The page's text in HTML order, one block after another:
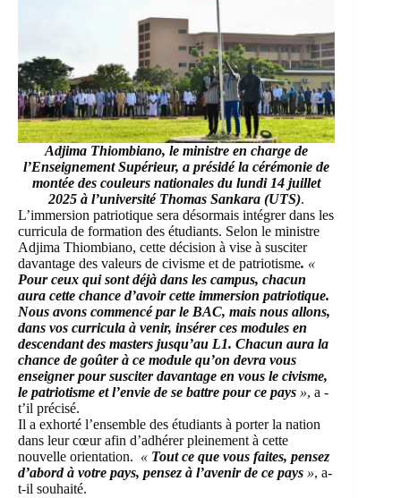
Adjima Thiombiano,le ministre en charge de
l’Enseignement Supérieur,a présidé la cérémonie de
montée des couleurs nationales du lundi 14 juillet
2025 à l’université Thomas Sankara (UTS).
L’immersion patriotique sera désormais intégrer dans les
curricula de formation des étudiants. Selon le ministre
Adjima Thiombiano, cette décision à vise à susciter
davantage des valeurs de civisme et de patriotisme. «
Pour ceux qui sont déjà dans les campus, chacun
aura cette chance d’avoir cette immersion patriotique.
Nous avons commencé par le BAC, mais nous allons,
dans vos curricula à venir, insérer ces modules en
descendant des masters jusqu’au L1. Chacun aura la
chance de goûter à ce module qu’on devra vous
enseigner pour susciter davantage en vous le civisme,
le patriotisme et l’envie de se battre pour ce pays », a -
t’il précisé.
Il a exhorté l’ensemble des étudiants à porter la nation
dans leur cœur afin d’adhérer pleinement à cette
nouvelle orientation. « Tout ce que vous faites, pensez
d’abord à votre pays, pensez à l’avenir de ce pays », a-
t-il souhaité.